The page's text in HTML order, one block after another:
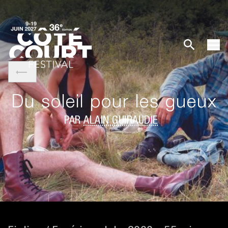
Du soleil pour les gueux
PAR ALAIN GUIRAUDIE